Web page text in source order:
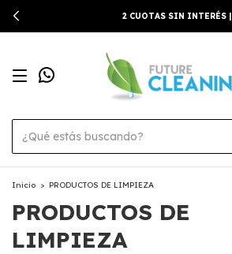
2 CUOTAS SIN INTERÉS |
Inicio > PRODUCTOS DE LIMPIEZA
PRODUCTOS DE
LIMPIEZA